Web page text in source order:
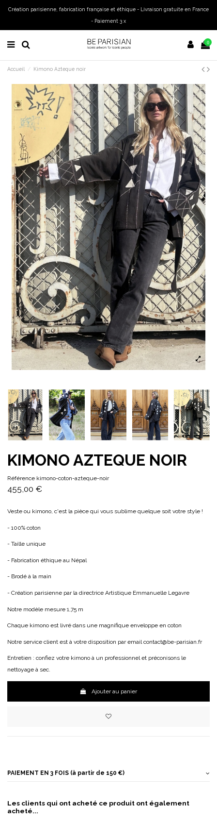
Création parisienne, fabrication française et éthique - Livraison gratuite en France
- Paiement 3 x
0
Accueil Kimono Azteque noir
KIMONO AZTEQUE NOIR
Référence kimono-coton-azteque-noir
455,00 €
Veste ou kimono, c'est la pièce qui vous sublime quelque soit votre style !
- 100% coton
- Taille unique
- Fabrication éthique au Népal
- Brodé à la main
- Création parisienne par la directrice Artistique Emmanuelle Legavre
Notre modèle mesure 1,75 m
Chaque kimono est livré dans une magnifique enveloppe en coton
Notre service client est à votre disposition par email contact@be-parisian.fr
Entretien : confiez votre kimono à un professionnel et préconisons le
nettoyage à sec.
Ajouter au panier
PAIEMENT EN 3 FOIS (à partir de 150 €)
Les clients qui ont acheté ce produit ont également
acheté...